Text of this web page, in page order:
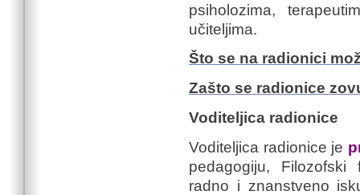
psiholozima,
učiteljima.
Što se na radionici
Zašto se radionice
Voditeljica radionice
Voditeljica radionice je
pedagogiju,
radno i znanstveno